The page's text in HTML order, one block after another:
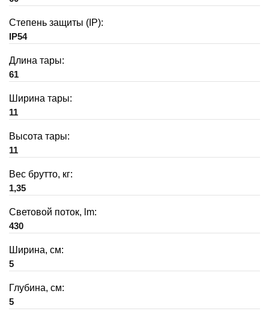
Степень защиты (IP):
IP54
Длина тары:
61
Ширина тары:
11
Высота тары:
11
Вес брутто, кг:
1,35
Световой поток, lm:
430
Ширина, см:
5
Глубина, см:
5